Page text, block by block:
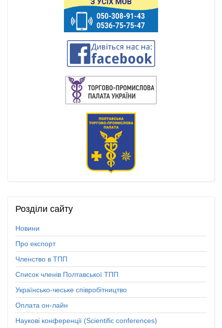
Розділи сайту
Новини
Про експорт
Членство в ТПП
Список членів Полтавської ТПП
Українсько-чеське співробітництво
Оплата он-лайн
Наукові конференції (Scientific conferences)